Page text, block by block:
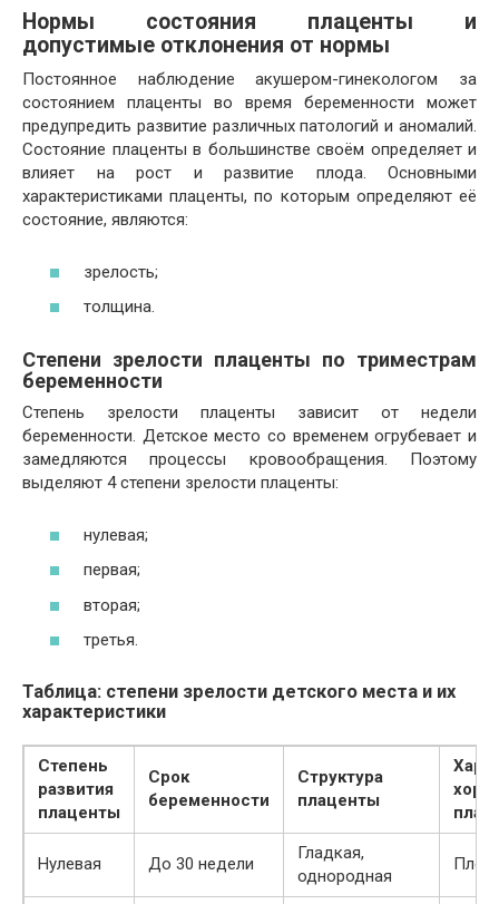
Нормы состояния плаценты и
допустимые отклонения от нормы
Постоянное наблюдение акушером-гинекологом за
состоянием плаценты во время беременности может
предупредить развитие различных патологий и аномалий.
Состояние плаценты в большинстве своём определяет и
влияет на рост и развитие плода. Основными
характеристиками плаценты, по которым определяют её
состояние, являются:
зрелость;
толщина.
Степени зрелости плаценты по триместрам
беременности
Степень зрелости плаценты зависит от недели
беременности. Детское место со временем огрубевает и
замедляются процессы кровообращения. Поэтому
выделяют 4 степени зрелости плаценты:
нулевая;
первая;
вторая;
третья.
Таблица: степени зрелости детского места и их
характеристики
Степень
развития
плаценты
Срок
беременности
Структура
плаценты
Нулевая До 30 недели
Гладкая,
однородная